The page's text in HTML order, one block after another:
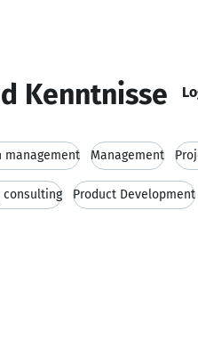
Kenntnisse
management Management
consulting Product Development